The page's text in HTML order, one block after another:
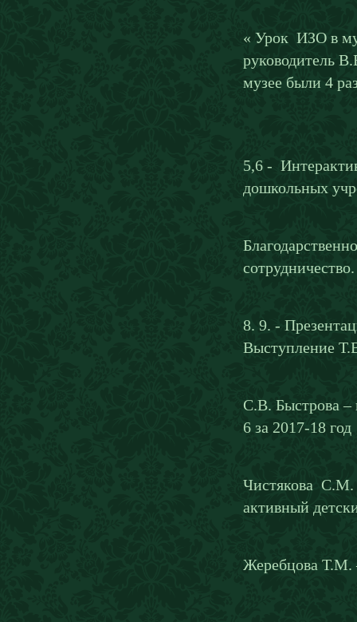
« Урок ИЗО в
руководитель
музее были 4
5,6 -
дошкольных
сотрудничество.
8. 9. -
Выступление
С.В. Быстрова –
6 за 2017-18
Чистякова
активный
Жеребцова Т.М.